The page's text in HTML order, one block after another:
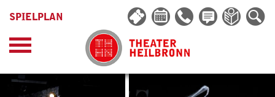
SPIELPLAN